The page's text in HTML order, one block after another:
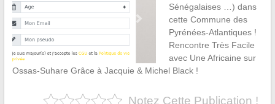
Sénégalaises …) dans
cette Commune des
Pyrénées-Atlantiques !
Rencontre Très Facile
avec Une Africaine sur
Ossas-Suhare Grâce à Jacquie & Michel Black !
Notez Cette Publication !